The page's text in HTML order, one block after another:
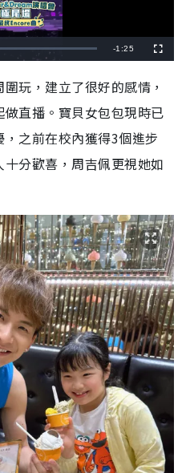
R
a
i
n
n
g
T
i
m
e
-1:25
u
s
c
e
e
玩，建立了很好的感情，
直播。寶貝女包包現時已
之前在校內獲得3個進步
分歡喜，周吉佩更視她如